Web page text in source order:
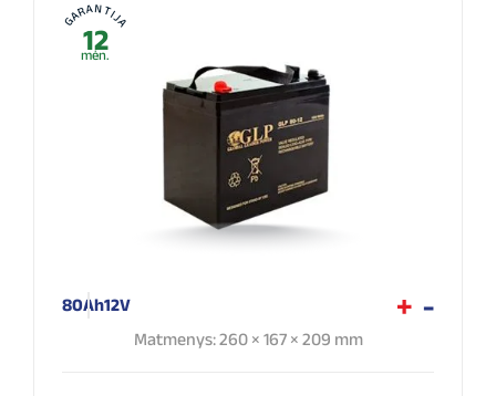
GARANTIJA
12
mėn.
80Ah12V
Matmenys: 260 × 167 × 209 mm